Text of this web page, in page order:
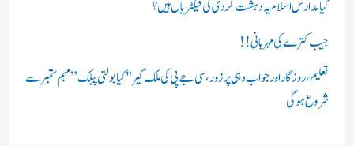
کیا مدارس اسلامیہ دہشت گردی کی فیکٹریاں ہیں؟
جیب کترے کی مہربانی !!
تعلیم، روزگار اور جواب دہی پر زور، سی جے پی کی ملک گیر "کیا بولتی پبلک” مہم ستمبر سے
شروع ہوگی